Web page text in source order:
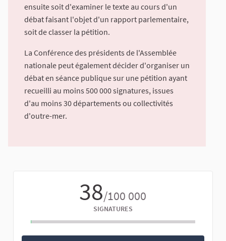
ensuite soit d'examiner le texte au cours d'un
débat faisant l'objet d'un rapport parlementaire,
soit de classer la pétition.
La Conférence des présidents de l'Assemblée
nationale peut également décider d'organiser un
débat en séance publique sur une pétition ayant
recueilli au moins 500 000 signatures, issues
d'au moins 30 départements ou collectivités
d'outre-mer.
38/100 000
SIGNATURES